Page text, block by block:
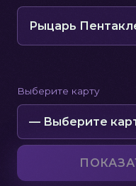
Рыцарь
Выберите карту